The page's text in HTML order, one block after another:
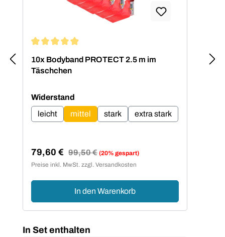
Durchschnittliche Bewertung von 4.92 von 5 Sternen
10x Bodyband PROTECT 2.5 m im
Täschchen
Widerstand
leicht
mittel stark extra stark
Verkaufspreis:
79,60 € Regulärer Preis:
99,50 € (20% gespart)
Preise inkl. MwSt. zzgl. Versandkosten
In den Warenkorb
Produktgalerie überspringen
In Set enthalten